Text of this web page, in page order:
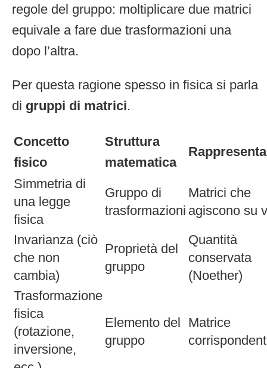
regole del gruppo: moltiplicare due matrici
equivale a fare due trasformazioni una
dopo l’altra.
Per questa ragione spesso in fisica si parla
di gruppi di matrici.
Concetto
fisico
Struttura
matematica
Simmetria di
una legge
fisica
Gruppo di
trasformazioni
Matrici che
agiscono su
Invarianza (ciò
che non
cambia)
Proprietà del
gruppo
Quantità
conservata
(Noether)
Trasformazione
fisica
(rotazione,
inversione,
Elemento del
gruppo
Matrice